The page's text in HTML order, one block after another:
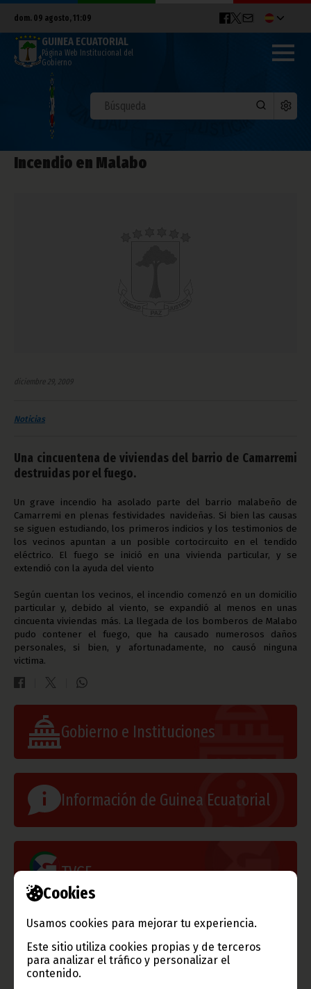
Cookies
Usamos cookies para mejorar tu experiencia.
Este sitio utiliza cookies propias y de terceros
para analizar el tráfico y personalizar el
contenido.
dom. 09 agosto, 11:09
GUINEA ECUATORIAL
Página Web Institucional del
Gobierno
Incendio en Malabo
diciembre 29, 2009
Noticias
Una cincuentena de viviendas del barrio de Camarremi
destruidas por el fuego.
Un grave incendio ha asolado parte del barrio malabeño de
Camarremi en plenas festividades navideñas. Si bien las causas
se siguen estudiando, los primeros indicios y los testimonios de
los vecinos apuntan a un posible cortocircuito en el tendido
eléctrico. El fuego se inició en una vivienda particular, y se
extendió con la ayuda del viento
Según cuentan los vecinos, el incendio comenzó en un domicilio
particular y, debido al viento, se expandió al menos en unas
cincuenta viviendas más. La llegada de los bomberos de Malabo
pudo contener el fuego, que ha causado numerosos daños
personales, si bien, y afortunadamente, no causó ninguna
victima.
Gobierno e Instituciones
Información de Guinea Ecuatorial
TVGE
Radio Nacional de Guinea
Ecuatorial
Haz click aquí para escuchar ahora